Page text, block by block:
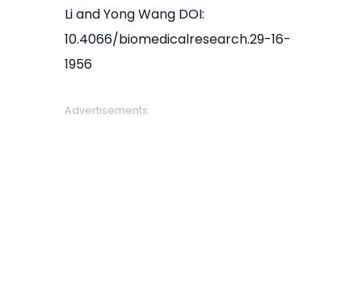
Li and Yong Wang DOI:
10.4066/biomedicalresearch.29-16-
1956
Advertisements